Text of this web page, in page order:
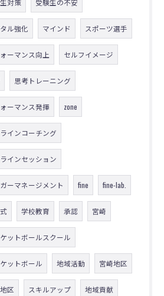
対策 受験生の不安
ル強化 マインド スポーツ選手
ーマンス向上 セルフイメージ
思考トレーニング
ーマンス発揮 zone
インコーチング
インセッション
ーマネージメント fine fine-lab.
学校教育 承認 宮崎
ットボールスクール
ットボール 地域活動 宮崎地区
区 スキルアップ 地域貢献